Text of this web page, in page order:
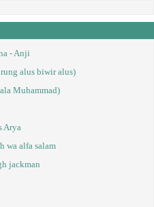
- Anji
alus biwir alus)
Muhammad)
Arya
wa alfa salam
jackman